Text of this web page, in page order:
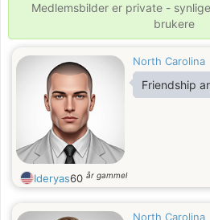
Medlemsbilder er private -
brukere
North Carolina
Friendship
Ideryas60 år gammel
North Carolina